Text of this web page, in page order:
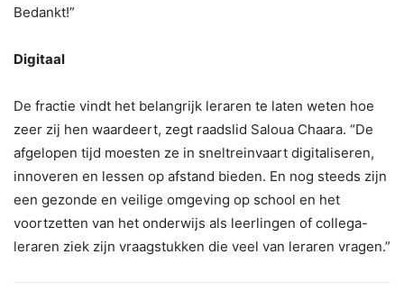
Bedankt!”
Digitaal
De fractie vindt het belangrijk leraren te laten weten hoe
zeer zij hen waardeert, zegt raadslid Saloua Chaara. “De
afgelopen tijd moesten ze in sneltreinvaart digitaliseren,
innoveren en lessen op afstand bieden. En nog steeds zijn
een gezonde en veilige omgeving op school en het
voortzetten van het onderwijs als leerlingen of collega-
leraren ziek zijn vraagstukken die veel van leraren vragen.”